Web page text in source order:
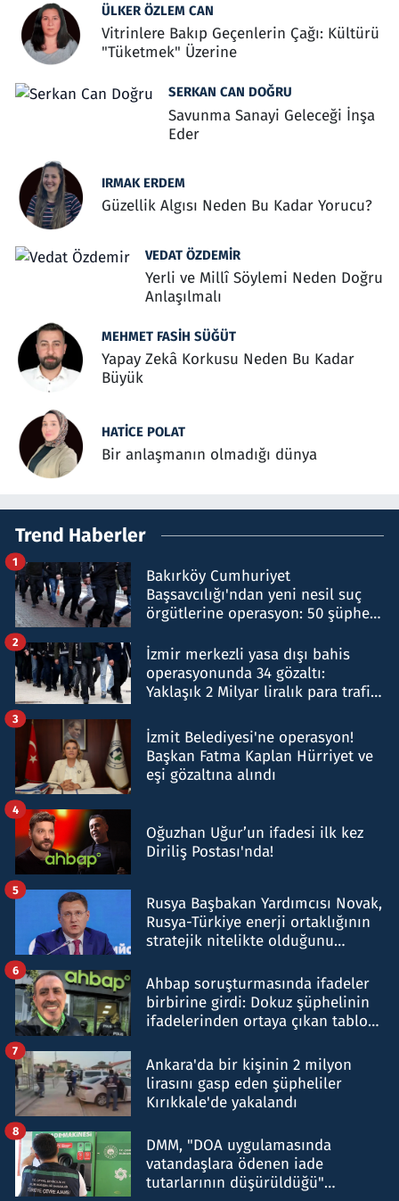
ÜLKER ÖZLEM CAN
Vitrinlere Bakıp Geçenlerin Çağı: Kültürü
"Tüketmek" Üzerine
SERKAN CAN DOĞRU
Savunma Sanayi Geleceği İnşa
Eder
IRMAK ERDEM
Güzellik Algısı Neden Bu Kadar Yorucu?
VEDAT ÖZDEMIR
Yerli ve Millî Söylemi Neden Doğru
Anlaşılmalı
MEHMET FASIH SÜĞÜT
Yapay Zekâ Korkusu Neden Bu Kadar
Büyük
HATICE POLAT
Bir anlaşmanın olmadığı dünya
Trend Haberler
Bakırköy Cumhuriyet
Başsavcılığı'ndan yeni nesil suç
örgütlerine operasyon: 50 şüpheli
1
İzmir merkezli yasa dışı bahis
operasyonunda 34 gözaltı:
Yaklaşık 2 Milyar liralık para trafiği
2
İzmit Belediyesi'ne operasyon!
Başkan Fatma Kaplan Hürriyet ve
eşi gözaltına alındı
3
Oğuzhan Uğur’un ifadesi ilk kez
Diriliş Postası'nda!
4
Rusya Başbakan Yardımcısı Novak,
Rusya-Türkiye enerji ortaklığının
stratejik nitelikte olduğunu
5
Ahbap soruşturmasında ifadeler
birbirine girdi: Dokuz şüphelinin
ifadelerinden ortaya çıkan tablo
6
Ankara'da bir kişinin 2 milyon
lirasını gasp eden şüpheliler
Kırıkkale'de yakalandı
7
DMM, "DOA uygulamasında
vatandaşlara ödenen iade
tutarlarının düşürüldüğü"
8